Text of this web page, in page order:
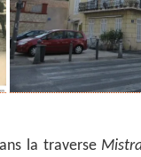
la traverse